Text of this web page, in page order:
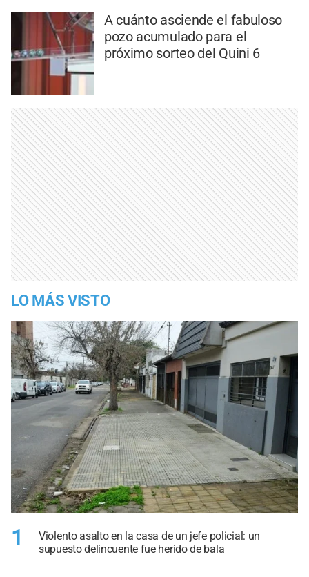
A cuánto asciende el fabuloso
pozo acumulado para el
próximo sorteo del Quini 6
LO MÁS VISTO
1
Violento asalto en la casa de un jefe policial: un
supuesto delincuente fue herido de bala